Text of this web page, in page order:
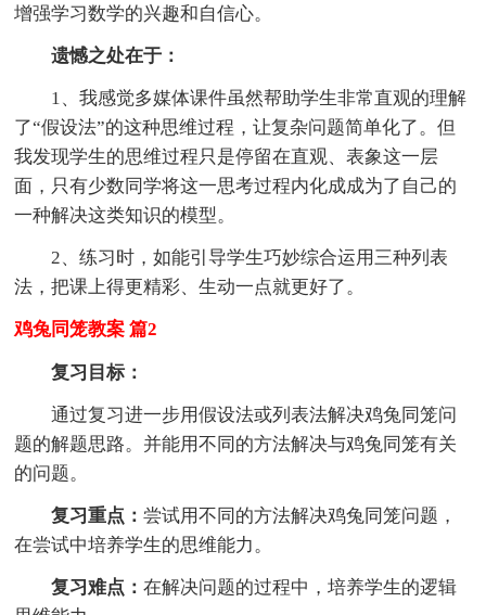
增强学习数学的兴趣和自信心。
遗憾之处在于：
1、我感觉多媒体课件虽然帮助学生非常直观的理解
了“假设法”的这种思维过程，让复杂问题简单化了。但
我发现学生的思维过程只是停留在直观、表象这一层
面，只有少数同学将这一思考过程内化成成为了自己的
一种解决这类知识的模型。
2、练习时，如能引导学生巧妙综合运用三种列表
法，把课上得更精彩、生动一点就更好了。
鸡兔同笼教案 篇2
复习目标：
通过复习进一步用假设法或列表法解决鸡兔同笼问
题的解题思路。并能用不同的方法解决与鸡兔同笼有关
的问题。
复习重点：尝试用不同的方法解决鸡兔同笼问题，
在尝试中培养学生的思维能力。
复习难点：在解决问题的过程中，培养学生的逻辑